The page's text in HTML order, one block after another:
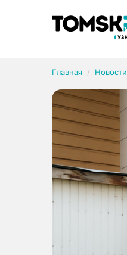
Главная Новости
Рубрики